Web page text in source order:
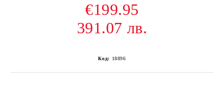
€199.95
391.07 лв.
Код: 18896